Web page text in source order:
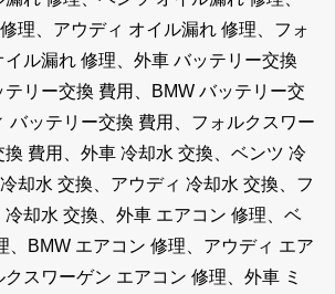
理、アウディ オイル漏れ 修理、フォ
ル漏れ 修理、外車 バッテリー交換
リー交換 費用、BMW バッテリー交
バッテリー交換 費用、フォルクスワー
費用、外車 冷却水 交換、ベンツ 冷
却水 交換、アウディ 冷却水 交換、フ
冷却水 交換、外車 エアコン 修理、ベ
、BMW エアコン 修理、アウディ エア
スワーゲン エアコン 修理、外車 ミ